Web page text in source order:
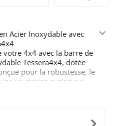
Acier Inoxydable avec
4x4 avec la barre de
Tessera4x4, dotée
pour la robustesse, le
un design audacieux